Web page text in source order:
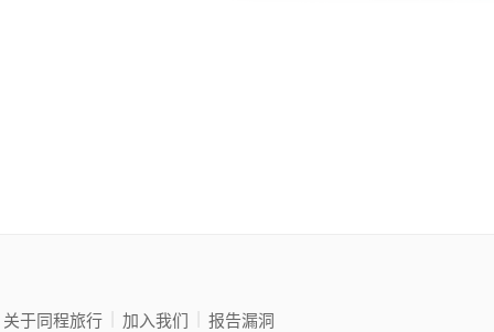
关于同程旅行 加入我们 报告漏洞